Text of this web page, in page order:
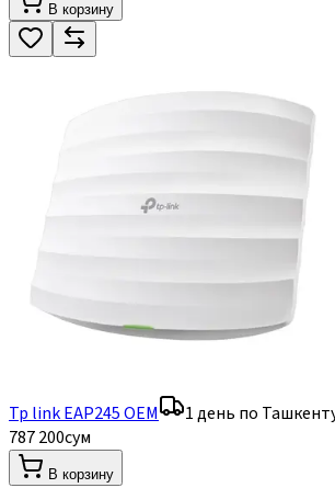
В корзину
Tp link EAP245 OEM
1 день по
787 200сум
В корзину